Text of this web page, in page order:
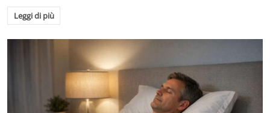
Leggi di più